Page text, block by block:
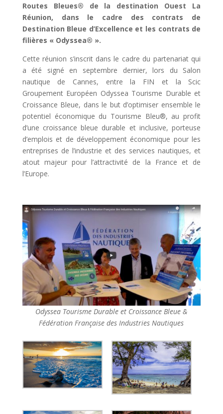
Routes Bleues® de la destination Ouest La
Réunion, dans le cadre des contrats de
Destination Bleue d’Excellence et les contrats de
filières « Odyssea® ».
Cette réunion s’inscrit dans le cadre du partenariat qui
a été signé en septembre dernier, lors du Salon
nautique de Cannes, entre la FIN et la Scic
Groupement Européen Odyssea Tourisme Durable et
Croissance Bleue, dans le but d’optimiser ensemble le
potentiel économique du Tourisme Bleu®, au profit
d’une croissance bleue durable et inclusive, porteuse
d’emplois et de développement économique pour les
entreprises de l’industrie et des services nautiques, et
atout majeur pour l’attractivité de la France et de
l’Europe.
Odyssea Tourisme Durable et Croissance Bleue &
Fédération Française des Industries Nautiques